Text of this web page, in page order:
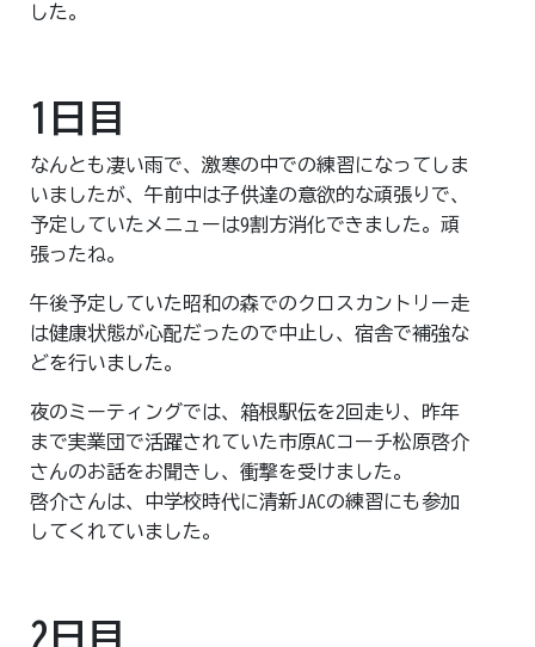
した。
1日目
なんとも凄い雨で、激寒の中での練習になってしま
いましたが、午前中は子供達の意欲的な頑張りで、
予定していたメニューは9割方消化できました。頑
張ったね。
午後予定していた昭和の森でのクロスカントリー走
は健康状態が心配だったので中止し、宿舎で補強な
どを行いました。
夜のミーティングでは、箱根駅伝を2回走り、昨年
まで実業団で活躍されていた市原ACコーチ松原啓介
さんのお話をお聞きし、衝撃を受けました。
啓介さんは、中学校時代に清新JACの練習にも参加
してくれていました。
2日目